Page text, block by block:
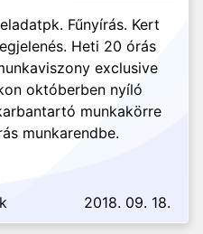
Fűnyírás. Kert
Heti 20 órás
exclusive
októberben nyíló
munkakörre
munkarendbe.
2018. 09. 18.